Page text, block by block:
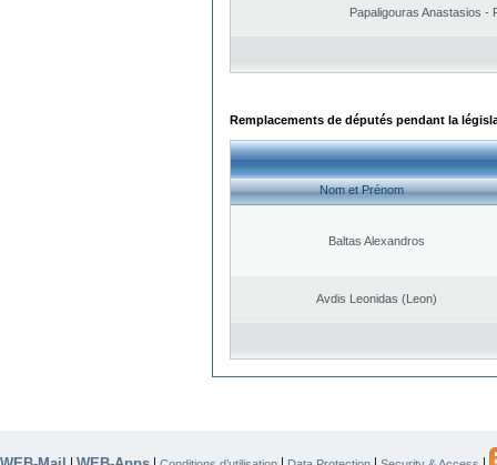
Papaligouras Anastasios -
Remplacements de députés pendant la
Nom et Prénom
Baltas Alexandros
Avdis Leonidas (Leon)
| | | | |